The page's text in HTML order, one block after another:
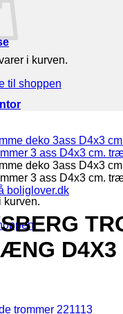
i kurven.
til shoppen
kurven.
boliglover.dk
D4X3